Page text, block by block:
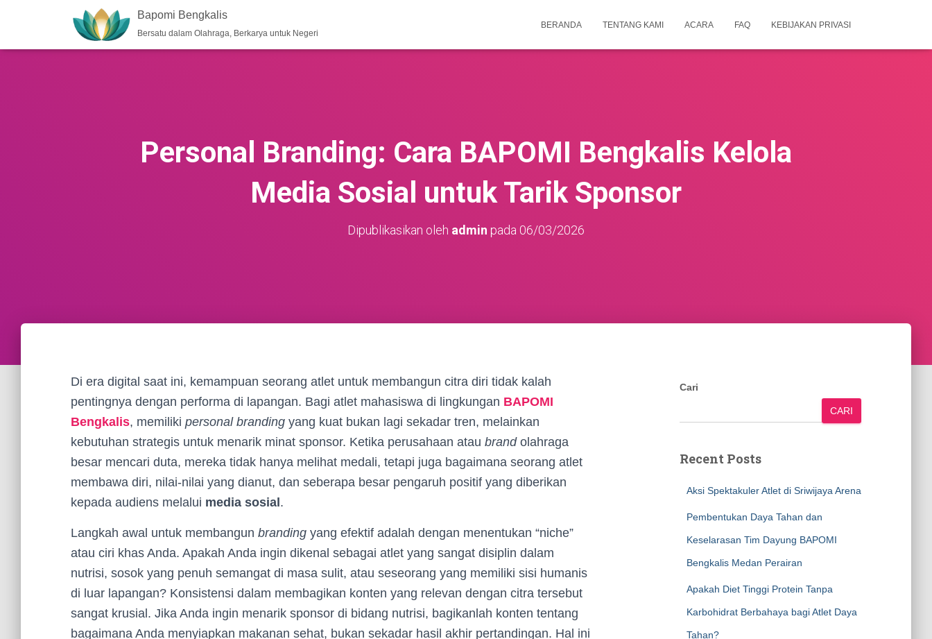
Bapomi Bengkalis
Bersatu dalam Olahraga, Berkarya untuk Negeri
BERANDA TENTANG KAMI ACARA FAQ KEBIJAKAN PRIVASI
Personal Branding: Cara BAPOMI Bengkalis Kelola
Media Sosial untuk Tarik Sponsor
Dipublikasikan oleh admin pada 06/03/2026
Di era digital saat ini, kemampuan seorang atlet untuk membangun citra diri tidak kalah
pentingnya dengan performa di lapangan. Bagi atlet mahasiswa di lingkungan BAPOMI
Bengkalis, memiliki personal branding yang kuat bukan lagi sekadar tren, melainkan
kebutuhan strategis untuk menarik minat sponsor. Ketika perusahaan atau brandolahraga
besar mencari duta, mereka tidak hanya melihat medali, tetapi juga bagaimana seorang atlet
membawa diri, nilai-nilai yang dianut, dan seberapa besar pengaruh positif yang diberikan
kepada audiens melalui media sosial .
Langkah awal untuk membangun branding yang efektif adalah dengan menentukan “niche”
atau ciri khas Anda. Apakah Anda ingin dikenal sebagai atlet yang sangat disiplin dalam
nutrisi, sosok yang penuh semangat di masa sulit, atau seseorang yang memiliki sisi humanis
di luar lapangan? Konsistensi dalam membagikan konten yang relevan dengan citra tersebut
sangat krusial. Jika Anda ingin menarik sponsor di bidang nutrisi, bagikanlah konten tentang
bagaimana Anda menyiapkan makanan sehat, bukan sekadar hasil akhir pertandingan. Hal ini
Cari
CARI
Recent Posts
Aksi Spektakuler Atlet di Sriwijaya Arena
Pembentukan Daya Tahan dan
Keselarasan Tim Dayung BAPOMI
Bengkalis Medan Perairan
Apakah Diet Tinggi Protein Tanpa
Karbohidrat Berbahaya bagi Atlet Daya
Tahan?